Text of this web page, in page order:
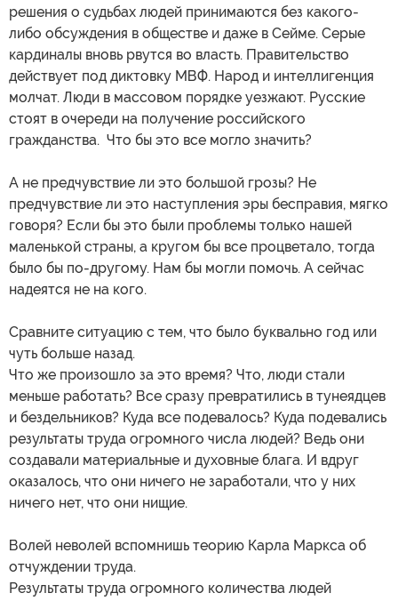
решения о судьбах людей принимаются без какого-
либо обсуждения в обществе и даже в Сейме. Серые
кардиналы вновь рвутся во власть. Правительство
действует под диктовку МВФ. Народ и интеллигенция
молчат. Люди в массовом порядке уезжают. Русские
стоят в очереди на получение российского
гражданства. Что бы это все могло значить?
А не предчувствие ли это большой грозы? Не
предчувствие ли это наступления эры бесправия, мягко
говоря? Если бы это были проблемы только нашей
маленькой страны, а кругом бы все процветало, тогда
было бы по-другому. Нам бы могли помочь. А сейчас
надеятся не на кого.
Сравните ситуацию с тем, что было буквально год или
чуть больше назад.
Что же произошло за это время? Что, люди стали
меньше работать? Все сразу превратились в тунеядцев
и бездельников? Куда все подевалось? Куда подевались
результаты труда огромного числа людей? Ведь они
создавали материальные и духовные блага. И вдруг
оказалось, что они ничего не заработали, что у них
ничего нет, что они нищие.
Волей неволей вспомнишь теорию Карла Маркса об
отчуждении труда.
Результаты труда огромного количества людей